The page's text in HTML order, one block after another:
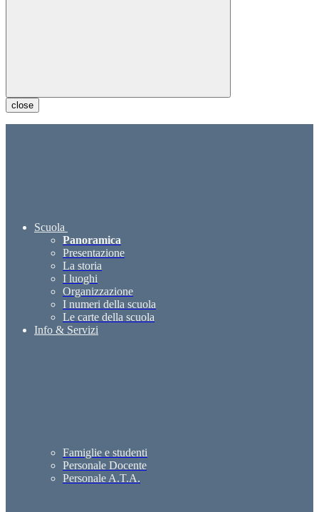
close
Scuola
Panoramica
Presentazione
La storia
I luoghi
Organizzazione
I numeri della scuola
Le carte della scuola
Info & Servizi
Famiglie e studenti
Personale Docente
Personale A.T.A.